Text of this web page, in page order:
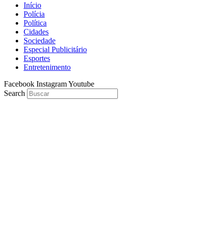
Início
Polícia
Política
Cidades
Sociedade
Especial Publicitário
Esportes
Entretenimento
Facebook InstagramYoutube
Search